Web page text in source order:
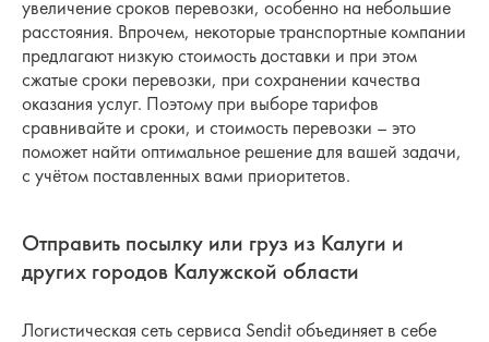
увеличение сроков перевозки, особенно на небольшие
расстояния. Впрочем, некоторые транспортные компании
предлагают низкую стоимость доставки и при этом
сжатые сроки перевозки, при сохранении качества
оказания услуг. Поэтому при выборе тарифов
сравнивайте и сроки, и стоимость перевозки – это
поможет найти оптимальное решение для вашей задачи,
с учётом поставленных вами приоритетов.
Отправить посылку или груз из Калуги и
других городов Калужской области
Логистическая сеть сервиса Sendit объединяет в себе